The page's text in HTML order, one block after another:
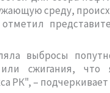
среду,
выбросы
сжигания, что
РК", – подчеркивает